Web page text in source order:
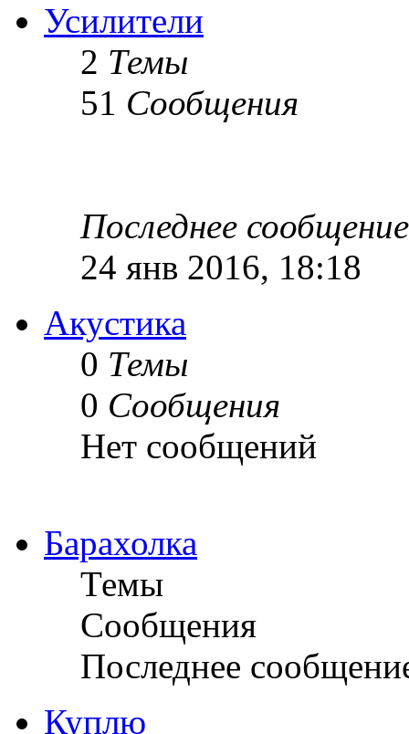
Усилители
2 Темы
51 Сообщения
Последнее сообщение
24 янв 2016, 18:18
Акустика
0 Темы
0 Сообщения
Нет сообщений
Барахолка
Темы
Сообщения
Последнее
Куплю